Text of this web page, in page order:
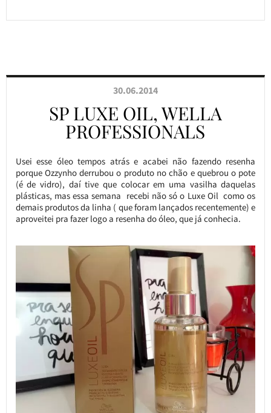
30.06.2014
SP LUXE OIL, WELLA
PROFESSIONALS
Usei esse óleo tempos atrás e acabei não fazendo resenha
porque Ozzynho derrubou o produto no chão e quebrou o pote
(é de vidro), daí tive que colocar em uma vasilha daquelas
plásticas, mas essa semana recebi não só o Luxe Oil como os
demais produtos da linha ( que foram lançados recentemente) e
aproveitei pra fazer logo a resenha do óleo, que já conhecia.